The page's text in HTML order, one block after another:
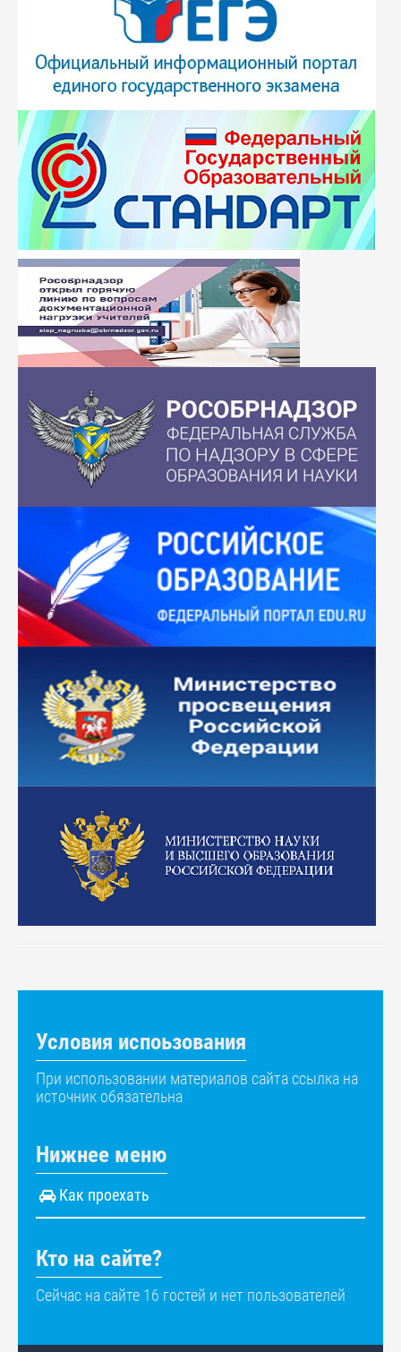
Условия испоьзования
При использовании материалов сайта ссылка на
источник обязательна
Нижнее меню
Как проехать
Кто на сайте?
Сейчас на сайте 16 гостей и нет пользователей